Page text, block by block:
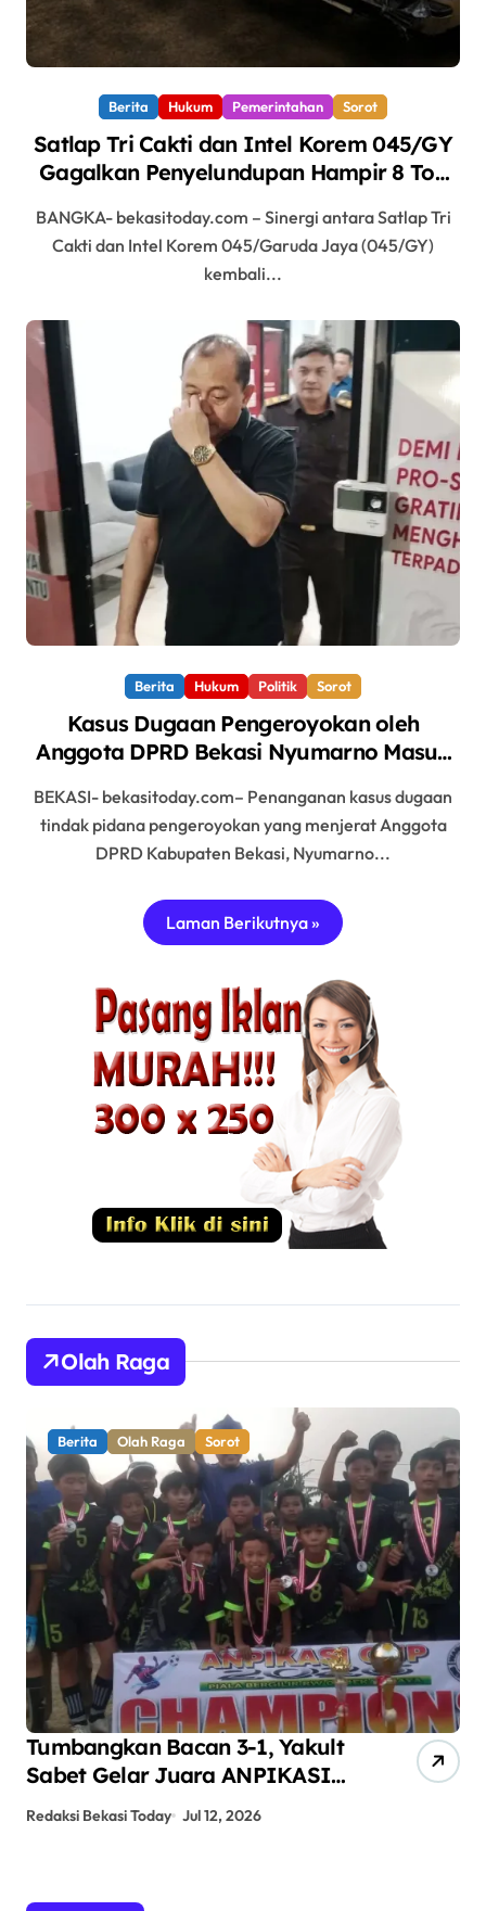
Berita Hukum Pemerintahan Sorot
Satlap Tri Cakti dan Intel Korem 045/GY
Gagalkan Penyelundupan Hampir 8 Ton
Negara Capai Rp6,7 Miliar
BANGKA- bekasitoday.com – Sinergi antara Satlap Tri
Cakti dan Intel Korem 045/Garuda Jaya (045/GY)
kembali...
Berita Hukum Politik Sorot
Kasus Dugaan Pengeroyokan oleh
Anggota DPRD Bekasi Nyumarno Masuk
Rutan Cikarang
BEKASI- bekasitoday.com– Penanganan kasus dugaan
tindak pidana pengeroyokan yang menjerat Anggota
DPRD Kabupaten Bekasi, Nyumarno...
Laman Berikutnya »
Olah Raga
Berita Olah Raga Sorot
Tumbangkan Bacan 3-1, Yakult
Sabet Gelar Juara ANPIKASI
Redaksi Bekasi Today Jul 12, 2026